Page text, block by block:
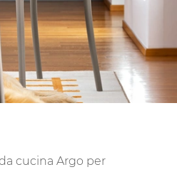
cucina Argo per